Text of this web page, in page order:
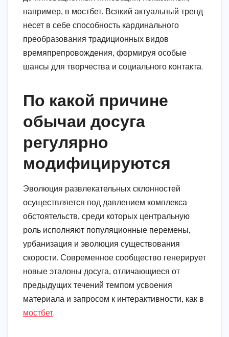
например, в мостбет. Всякий актуальный тренд
несет в себе способность кардинального
преобразования традиционных видов
времяпрепровождения, формируя особые
шансы для творчества и социального контакта.
По какой причине
обычаи досуга
регулярно
модифицируются
Эволюция развлекательных склонностей
осуществляется под давлением комплекса
обстоятельств, среди которых центральную
роль исполняют популяционные перемены,
урбанизация и эволюция существования
скорости. Современное сообщество генерирует
новые эталоны досуга, отличающиеся от
предыдущих течений темпом усвоения
материала и запросом к интерактивности, как в
мостбет.